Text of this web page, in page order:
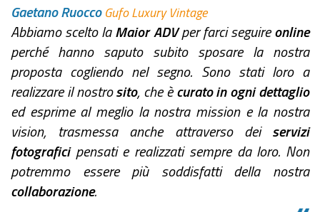
Gaetano Ruocco Gufo Luxury Vintage
Abbiamo scelto laMaior ADVper farci seguireonline
perché hanno saputo subito sposare la nostra
proposta cogliendo nel segno. Sono stati loro a
realizzare il nostrosito, che ècurato in ogni dettaglio
ed esprime al meglio la nostra mission e la nostra
vision, trasmessa anche attraverso dei servizi
fotograficipensati e realizzati sempre da loro. Non
potremmo essere più soddisfatti della nostra
collaborazione.